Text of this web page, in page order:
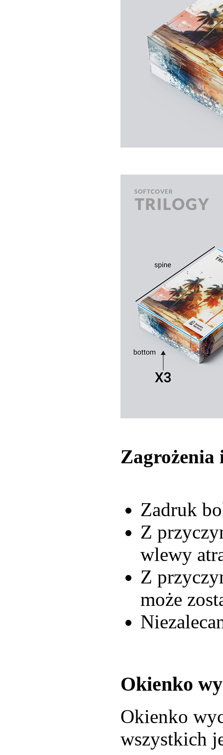
Zagrożenia
Zadruk
Z
wlewy
Z
może
Okienko
Okienko
wszystkich